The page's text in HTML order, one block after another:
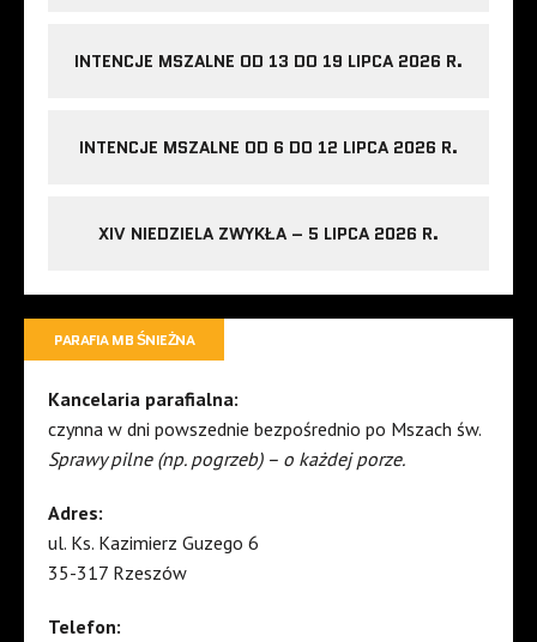
INTENCJE MSZALNE OD 13 DO 19 LIPCA 2026 R.
INTENCJE MSZALNE OD 6 DO 12 LIPCA 2026 R.
XIV NIEDZIELA ZWYKŁA – 5 LIPCA 2026 R.
PARAFIA MB ŚNIEŻNA
Kancelaria parafialna:
czynna w dni powszednie bezpośrednio po Mszach św.
Sprawy pilne (np. pogrzeb) – o każdej porze.
Adres:
ul. Ks. Kazimierz Guzego 6
35-317 Rzeszów
Telefon: